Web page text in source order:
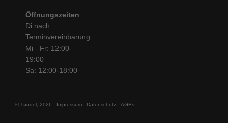
Öffnungszeiten
Di nach
Terminvereinbarung
Mi - Fr: 12:00-
19:00
Sa: 12:00-18:00
© Tøndel, 2026 Impressum Datenschutz AGBs